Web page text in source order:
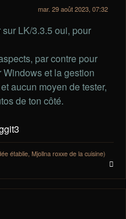
mar. 29 août 2023, 07:32
LK/3.3.5 oui, pour
par contre pour
et la gestion
aucun moyen de tester,
de ton côté.
établie, Mjollna roxxe de la cuisine)